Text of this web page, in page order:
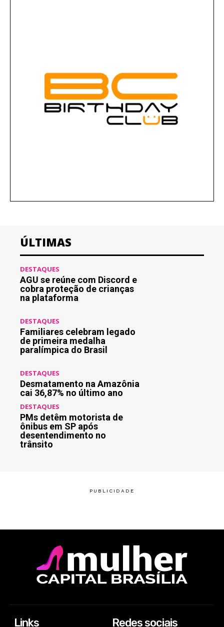
ÚLTIMAS
DESTAQUES
AGU se reúne com Discord e
cobra proteção de crianças
na plataforma
DESTAQUES
Familiares celebram legado
de primeira medalha
paralímpica do Brasil
DESTAQUES
Desmatamento na Amazônia
cai 36,87% no último ano
DESTAQUES
PMs detêm motorista de
ônibus em SP após
desentendimento no
trânsito
Links Redes sociais